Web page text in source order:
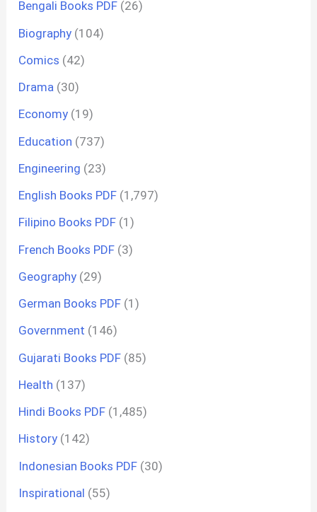
Bengali Books PDF (26)
Biography (104)
Comics (42)
Drama (30)
Economy (19)
Education (737)
Engineering (23)
English Books PDF (1,797)
Filipino Books PDF (1)
French Books PDF (3)
Geography (29)
German Books PDF (1)
Government (146)
Gujarati Books PDF (85)
Health (137)
Hindi Books PDF (1,485)
History (142)
Indonesian Books PDF (30)
Inspirational (55)